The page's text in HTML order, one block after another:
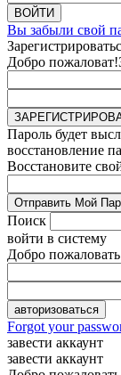
Вы забыли свой
Добро пожаловат!
Пароль будет
восстановление
Восстановите
Поиск
войти в систему
Добро
Forgot your
завести аккаунт
завести аккаунт